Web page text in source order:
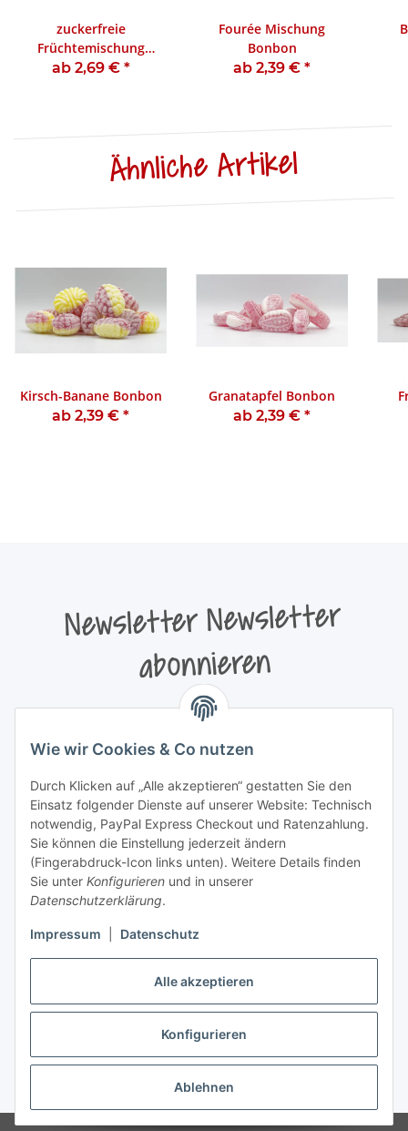
Alle akzeptieren
Konfigurieren
Ablehnen
Wie wir Cookies & Co nutzen
Durch Klicken auf „Alle akzeptieren“ gestatten Sie den
Einsatz folgender Dienste auf unserer Website: Technisch
notwendig, PayPal Express Checkout und Ratenzahlung.
Sie können die Einstellung jederzeit ändern
(Fingerabdruck-Icon links unten). Weitere Details finden
Sie unter Konfigurieren und in unserer
Datenschutzerklärung.
Impressum Datenschutz
zuckerfreie
Früchtemischung
Bonbon
ab 2,69 € *
Fourée Mischung
Bonbon
ab 2,39 € *
Ähnliche Artikel
Kirsch-Banane Bonbon
ab 2,39 € *
Granatapfel Bonbon
ab 2,39 € *
Newsletter Newsletter
abonnieren
Bitte senden Sie mir entsprechend Ihrer
Informationen zu Ihrem Produktsortiment per E-Mail zu.
Newsletter abonnieren
Newsletter Newsletter abonnieren
Informationen
Gesetzliche Informationen
Vertrag widerrufen
* Alle Preise inkl. gesetzlicher USt., zzgl.Versand